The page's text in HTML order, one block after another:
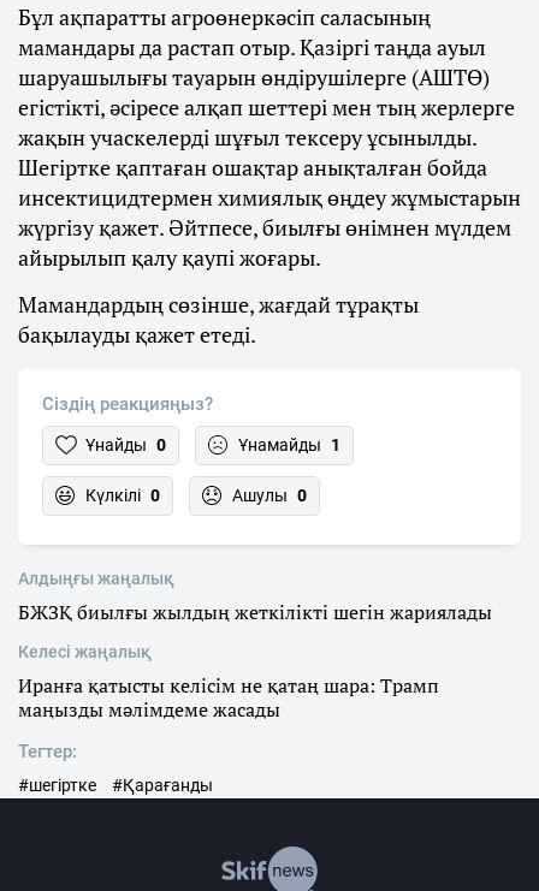
Бұл ақпаратты агроөнеркәсіп саласының
мамандары да растап отыр. Қазіргі таңда ауыл
шаруашылығы тауарын өндірушілерге (АШТӨ)
егістікті, әсіресе алқап шеттері мен тың жерлерге
жақын учаскелерді шұғыл тексеру ұсынылды.
Шегіртке қаптаған ошақтар анықталған бойда
инсектицидтермен химиялық өңдеу жұмыстарын
жүргізу қажет. Әйтпесе, биылғы өнімнен мүлдем
айырылып қалу қаупі жоғары.
Мамандардың сөзінше, жағдай тұрақты
бақылауды қажет етеді.
Сіздің реакцияңыз?
Ұнайды 0 Ұнамайды 1
Күлкілі 0 Ашулы 0
Алдыңғы жаңалық
БЖЗҚ биылғы жылдың жеткілікті шегін жариялады
Келесі жаңалық
Иранға қатысты келісім не қатаң шара: Трамп
маңызды мәлімдеме жасады
Тегтер:
#шегіртке #Қарағанды